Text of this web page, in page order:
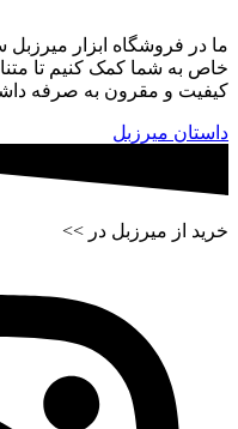
ما در فروشگاه ابزار
خاص به شما کمک کنیم تا
کیفیت و مقرون به صرفه
داستان میرزبل
خرید از میرزبل در >>